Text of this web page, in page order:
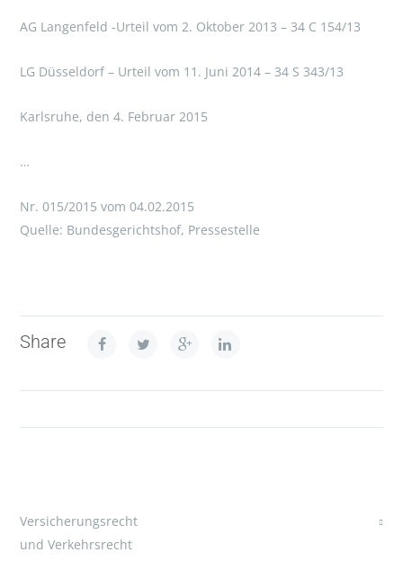
AG Langenfeld -Urteil vom 2. Oktober 2013 – 34 C 154/13
LG Düsseldorf – Urteil vom 11. Juni 2014 – 34 S 343/13
Karlsruhe, den 4. Februar 2015
…
Nr. 015/2015 vom 04.02.2015
Quelle: Bundesgerichtshof, Pressestelle
Share
Versicherungsrecht
und Verkehrsrecht